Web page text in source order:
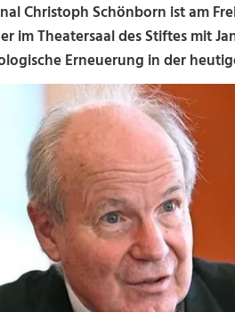
Christoph Schönborn ist am
im Theatersaal des Stiftes mit
Erneuerung in der